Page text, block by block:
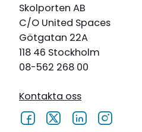
Skolporten AB
C/O United Spaces
Götgatan 22A
118 46 Stockholm
08-562 268 00
Kontakta oss